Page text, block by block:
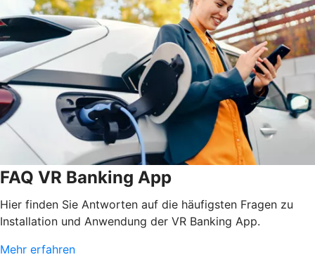
FAQ VR Banking App
Hier finden Sie Antworten auf die häufigsten Fragen zu
Installation und Anwendung der VR Banking App.
Mehr erfahren